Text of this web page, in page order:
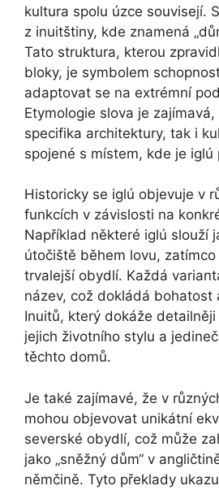
kultura spolu úzce souvisejí.
z inuitštiny, kde znamená
Tato struktura, kterou
bloky, je symbolem
adaptovat se na extrémní
Etymologie slova je
specifika architektury, tak i
spojené s místem, kde je iglú
Historicky se iglú objevuje v
funkcích v závislosti na
Například některé iglú slouží
útočiště během lovu,
trvalejší obydlí. Každá
název, což dokládá bohatost
Inuitů, který dokáže
jejich životního stylu a
těchto domů.
Je také zajímavé, že v
mohou objevovat unikátní
severské obydlí, což může
jako „sněžný dům“ v
němčině. Tyto překlady